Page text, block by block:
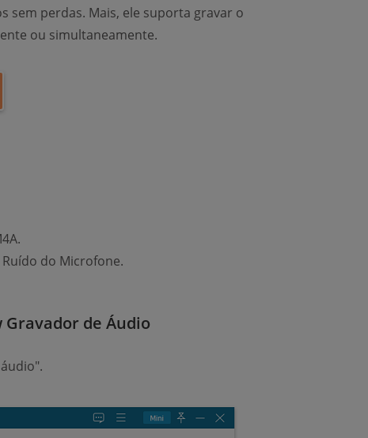
sem perdas. Mais, ele suporta gravar o
ou simultaneamente.
do Microfone.
Gravador de Áudio